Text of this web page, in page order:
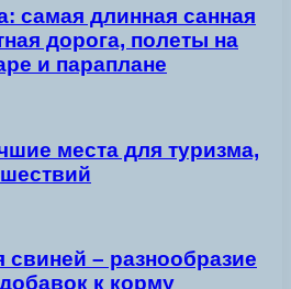
самая длинная санная
дорога, полеты на
и параплане
места для туризма,
– разнообразие
к корму